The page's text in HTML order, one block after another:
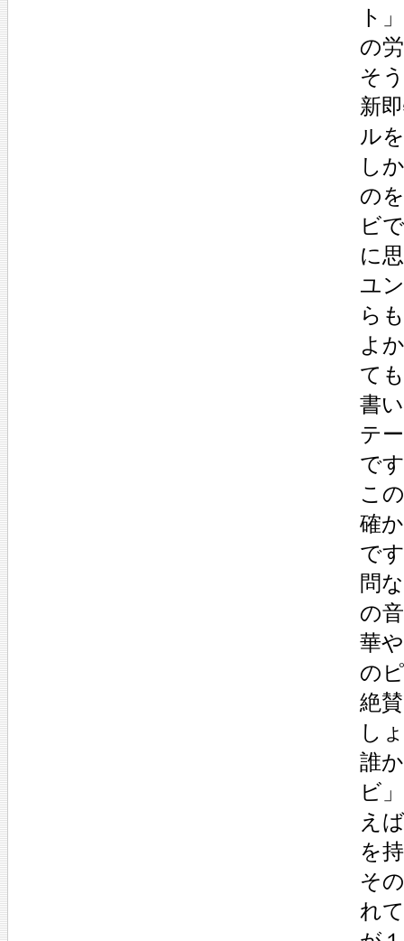
ト
の
そ
新
ル
し
の
ビ
に
ユ
ら
よ
て
書
テ
で
こ
確
で
問
の
華
の
絶
し
誰
ビ
え
を
そ
れ